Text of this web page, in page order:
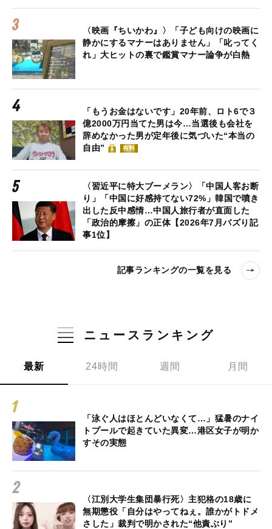
〈映画『ちいかわ』〉「子ども向けの映画に
静かにするマナーはありません」「叱ってく
れ」大ヒットの裏で鑑賞マナー論争が白熱
「もうお金はないです」20年前、ロト6で３
億2000万円当てた男は今…当選後も会社を
辞めなかった男が定年後に気づいた“本当の
自由”
有料
〈習近平に特大ブーメラン〉「中国人客お断
り」「中国に好感持てない72%」韓国で噴き
出した反中感情…中国人旅行者が直面した
「政治的摩擦」の正体【2026年7月バズり記
事1位】
記事ランキングの一覧を見る
ニュースランキング
最新 24時間 週間 月間
「泳ぐ人はほとんどいなくて…」猛暑のナイ
トプールで起きていた異変…港区女子が明か
すその実態
〈江別大学生集団暴行死〉主犯格の18歳に
無期懲役「自分はやってねぇ。誰かがトドメ
さした」裁判で明かされた“他責ぶり”